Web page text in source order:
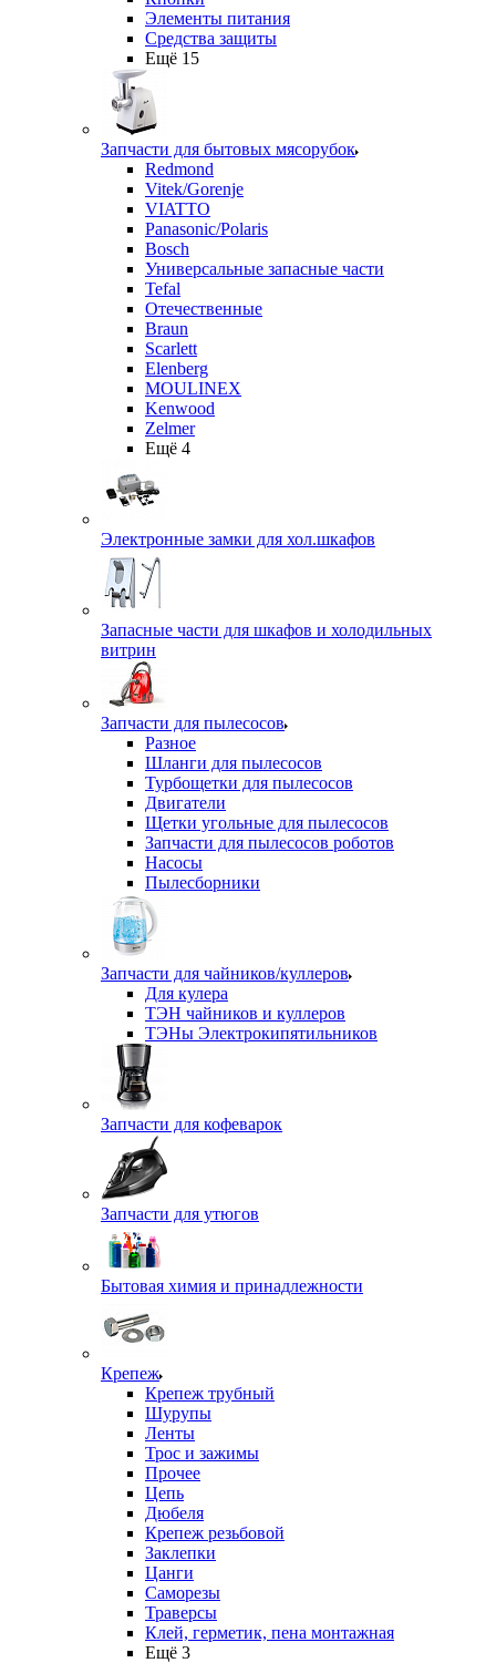
Элементы питания
Средства защиты
Ещё 15
Запчасти для бытовых мясорубок
Redmond
Vitek/Gorenje
VIATTO
Panasonic/Polaris
Bosch
Универсальные запасные части
Tefal
Отечественные
Braun
Scarlett
Elenberg
MOULINEX
Kenwood
Zelmer
Ещё 4
Электронные замки для хол.шкафов
Запасные части для шкафов и холодильных
витрин
Запчасти для пылесосов
Разное
Шланги для пылесосов
Турбощетки для пылесосов
Двигатели
Щетки угольные для пылесосов
Запчасти для пылесосов роботов
Насосы
Пылесборники
Запчасти для чайников/куллеров
Для кулера
ТЭН чайников и куллеров
ТЭНы Электрокипятильников
Запчасти для кофеварок
Запчасти для утюгов
Бытовая химия и принадлежности
Крепеж
Крепеж трубный
Шурупы
Ленты
Трос и зажимы
Прочее
Цепь
Дюбеля
Крепеж резьбовой
Заклепки
Цанги
Саморезы
Траверсы
Клей, герметик, пена монтажная
Ещё 3